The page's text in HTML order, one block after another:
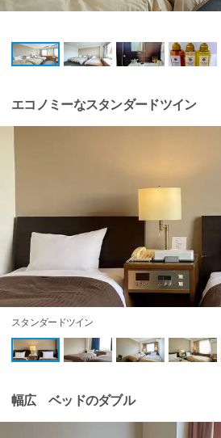
エコノミーなスタンダードツイン
スタンダードツイン
幅広 ベッドのダブル